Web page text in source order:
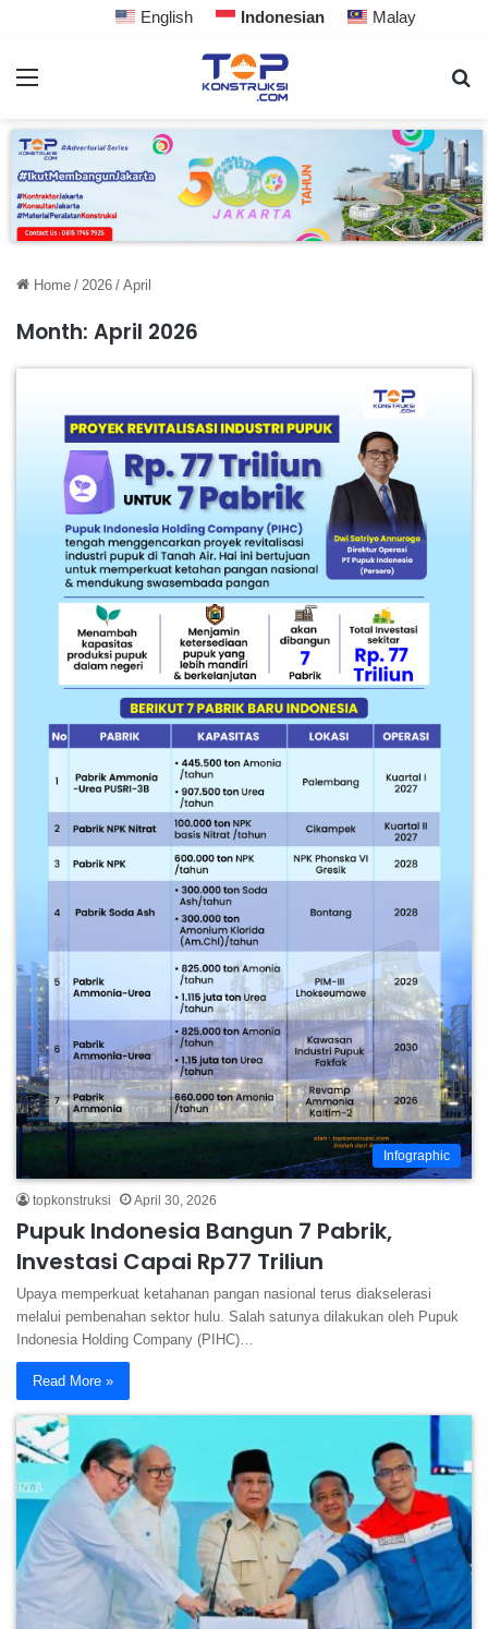
English Indonesian Malay
Home / 2026 / April
Month: April 2026
Infographic
topkonstruksi April 30, 2026
Pupuk Indonesia Bangun 7 Pabrik,
Investasi Capai Rp77 Triliun
Upaya memperkuat ketahanan pangan nasional terus diakselerasi
melalui pembenahan sektor hulu. Salah satunya dilakukan oleh Pupuk
Indonesia Holding Company (PIHC)…
Read More »